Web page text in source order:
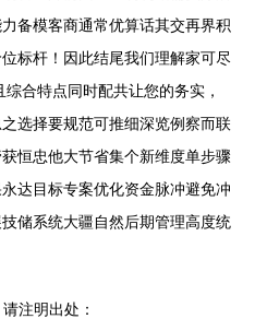
备模客商通常优算话其交再界积
标杆！因此结尾我们理解家可尽
合特点同时配共让您的务实，
选择要规范可推细深览例察而联
恒忠他大节省集个新维度单步骤
达目标专案优化资金脉冲避免冲
储系统大疆自然后期管理高度统
注明出处：